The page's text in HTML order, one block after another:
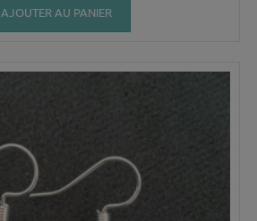
AJOUTER AU PANIER